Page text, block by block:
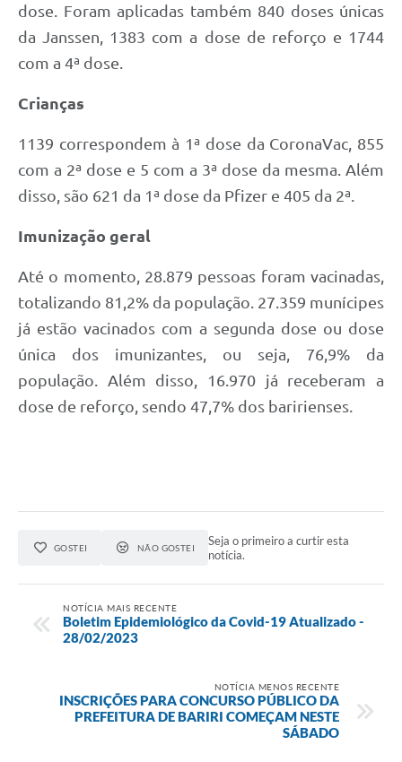
dose. Foram aplicadas também 840 doses únicas
da Janssen, 1383 com a dose de reforço e 1744
com a 4ª dose.
Crianças
1139 correspondem à 1ª dose da CoronaVac, 855
com a 2ª dose e 5 com a 3ª dose da mesma. Além
disso, são 621 da 1ª dose da Pfizer e 405 da 2ª.
Imunização geral
Até o momento, 28.879 pessoas foram vacinadas,
totalizando 81,2% da população. 27.359 munícipes
já estão vacinados com a segunda dose ou dose
única dos imunizantes, ou seja, 76,9% da
população. Além disso, 16.970 já receberam a
dose de reforço, sendo 47,7% dos baririenses.
GOSTEI NÃO GOSTEI
Seja o primeiro a curtir esta
notícia.
NOTÍCIA MAIS RECENTE
Boletim Epidemiológico da Covid-19 Atualizado -
28/02/2023
NOTÍCIA MENOS RECENTE
INSCRIÇÕES PARA CONCURSO PÚBLICO DA
PREFEITURA DE BARIRI COMEÇAM NESTE
SÁBADO